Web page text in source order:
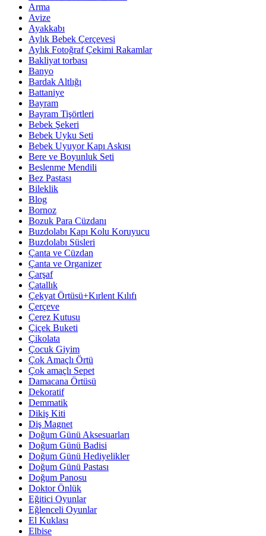
Arma
Avize
Ayakkabı
Aylık Bebek Çerçevesi
Aylık Fotoğraf Çekimi Rakamlar
Bakliyat torbası
Banyo
Bardak Altlığı
Battaniye
Bayram
Bayram Tişörtleri
Bebek Şekeri
Bebek Uyku Seti
Bebek Uyuyor Kapı Askısı
Bere ve Boyunluk Seti
Beslenme Mendili
Bez Pastası
Bileklik
Blog
Bornoz
Bozuk Para Cüzdanı
Buzdolabı Kapı Kolu Koruyucu
Buzdolabı Süsleri
Çanta ve Cüzdan
Çanta ve Organizer
Çarşaf
Çatallık
Çekyat Örtüsü+Kırlent Kılıfı
Çerçeve
Çerez Kutusu
Çiçek Buketi
Çikolata
Çocuk Giyim
Çok Amaçlı Örtü
Çok amaçlı Sepet
Damacana Örtüsü
Dekoratif
Demmatik
Dikiş Kiti
Diş Magnet
Doğum Günü Aksesuarları
Doğum Günü Badisi
Doğum Günü Hediyelikler
Doğum Günü Pastası
Doğum Panosu
Doktor Önlük
Eğitici Oyunlar
Eğlenceli Oyunlar
El Kuklası
Elbise